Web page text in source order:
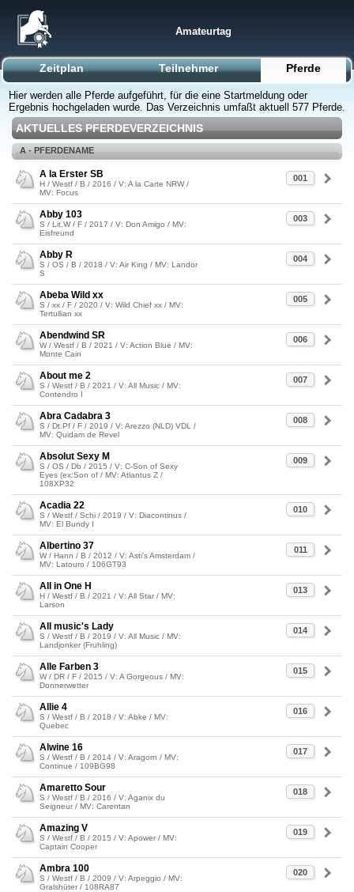
Amateurtag
Zeitplan Teilnehmer Pferde
Hier werden alle Pferde aufgeführt, für die eine Startmeldung oder
Ergebnis hochgeladen wurde. Das Verzeichnis umfaßt aktuell 577 Pferde.
AKTUELLES PFERDEVERZEICHNIS
A - PFERDENAME
001
A la Erster SB
H / Westf / B / 2016 / V: A la Carte NRW /
MV: Focus
003
Abby 103
S / Lit.W / F / 2017 / V: Don Amigo / MV:
Eisfreund
004
Abby R
S / OS / B / 2018 / V: Air King / MV: Landor
S
005
Abeba Wild xx
S / xx / F / 2020 / V: Wild Chief xx / MV:
Tertullian xx
006
Abendwind SR
W / Westf / B / 2021 / V: Action Blue / MV:
Monte Cain
007
About me 2
S / Westf / B / 2021 / V: All Music / MV:
Contendro I
008
Abra Cadabra 3
S / Dt.Pf / F / 2019 / V: Arezzo (NLD) VDL /
MV: Quidam de Revel
009
Absolut Sexy M
S / OS / Db / 2015 / V: C-Son of Sexy
Eyes (ex:Son of / MV: Atlantus Z /
108XP32
010
Acadia 22
S / Westf / Schi / 2019 / V: Diacontinus /
MV: El Bundy I
011
Albertino 37
W / Hann / B / 2012 / V: Asti's Amsterdam /
MV: Latouro / 106GT93
013
All in One H
H / Westf / B / 2021 / V: All Star / MV:
Larson
014
All music's Lady
S / Westf / B / 2019 / V: All Music / MV:
Landjonker (Fruhling)
015
Alle Farben 3
W / DR / F / 2015 / V: A Gorgeous / MV:
Donnerwetter
016
Allie 4
S / Westf / B / 2018 / V: Abke / MV:
Quebec
017
Alwine 16
S / Westf / B / 2014 / V: Aragorn / MV:
Continue / 109BG98
018
Amaretto Sour
S / Westf / B / 2016 / V: Aganix du
Seigneur / MV: Carentan
019
Amazing V
S / Westf / B / 2015 / V: Apower / MV:
Captain Cooper
020
Ambra 100
S / Westf / B / 2009 / V: Arpeggio / MV:
Gralshüter / 108RA87